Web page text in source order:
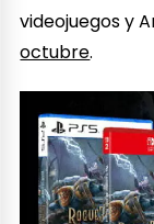
videojuegos y
octubre.